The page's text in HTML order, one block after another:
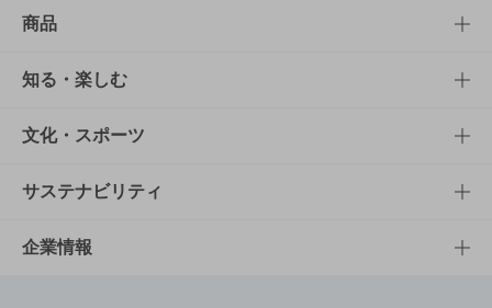
商品
商品TOP
商品一覧
商品発売情報
栄養成分一覧
知る・楽しむ
知る・楽しむTOP
キャンペーン
工場見学
文化・スポーツ
文化・スポーツTOP
サントリーホール
サステナビリティ
サステナビリティTOP
企業情報